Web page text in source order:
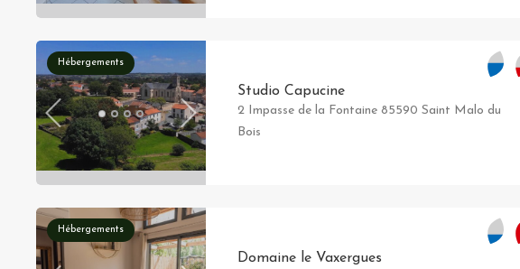
Hébergements
Studio Capucine
2 Impasse de la Fontaine 85590 Saint Malo du
Bois
Hébergements
Domaine le Vaxergues